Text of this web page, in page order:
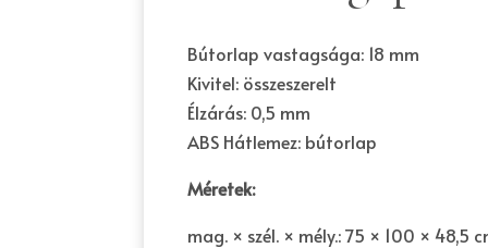
Bútorlap vastagsága: 18 mm
Kivitel: összeszerelt
Élzárás: 0,5 mm
ABS Hátlemez: bútorlap
Méretek:
mag. × szél. × mély.: 75 × 100 × 48,5